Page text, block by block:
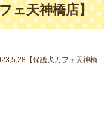
ェ天神橋店】
【保護犬カフェ天神橋